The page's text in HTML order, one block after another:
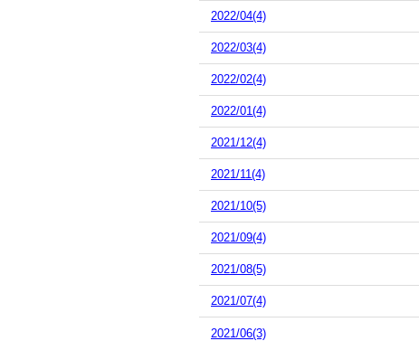
2022/04(4)
2022/03(4)
2022/02(4)
2022/01(4)
2021/12(4)
2021/11(4)
2021/10(5)
2021/09(4)
2021/08(5)
2021/07(4)
2021/06(3)